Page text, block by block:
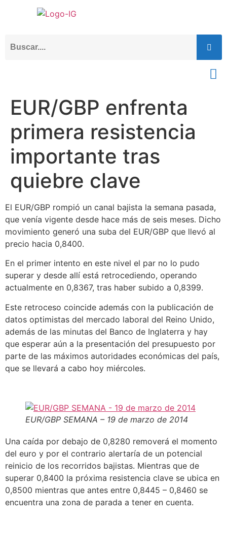
EUR/GBP enfrenta
primera resistencia
importante tras
quiebre clave
El EUR/GBP rompió un canal bajista la semana pasada,
que venía vigente desde hace más de seis meses. Dicho
movimiento generó una suba del EUR/GBP que llevó al
precio hacia 0,8400.
En el primer intento en este nivel el par no lo pudo
superar y desde allí está retrocediendo, operando
actualmente en 0,8367, tras haber subido a 0,8399.
Este retroceso coincide además con la publicación de
datos optimistas del mercado laboral del Reino Unido,
además de las minutas del Banco de Inglaterra y hay
que esperar aún a la presentación del presupuesto por
parte de las máximos autoridades económicas del país,
que se llevará a cabo hoy miércoles.
EUR/GBP SEMANA – 19 de marzo de 2014
Una caída por debajo de 0,8280 removerá el momento
del euro y por el contrario alertaría de un potencial
reinicio de los recorridos bajistas. Mientras que de
superar 0,8400 la próxima resistencia clave se ubica en
0,8500 mientras que antes entre 0,8445 – 0,8460 se
encuentra una zona de parada a tener en cuenta.